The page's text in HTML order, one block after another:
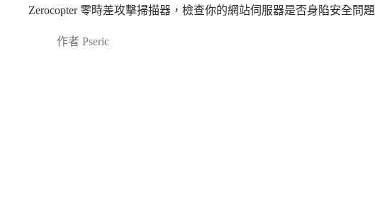
Zerocopter 零時差攻擊掃描器，檢查你的網站伺服器是否身陷安全問題
作者 Pseric